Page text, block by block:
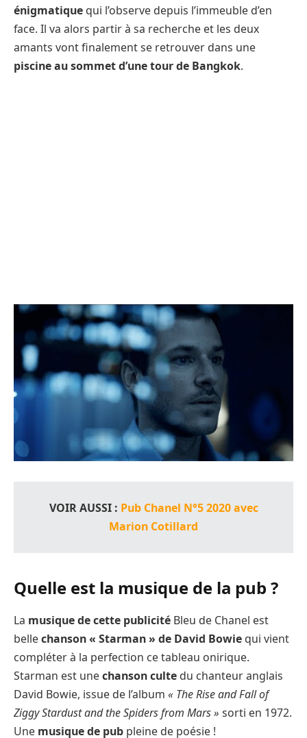
énigmatique qui l’observe depuis l’immeuble d’en
face. Il va alors partir à sa recherche et les deux
amants vont finalement se retrouver dans une
piscine au sommet d’une tour de Bangkok.
VOIR AUSSI : Pub Chanel N°5 2020 avec
Marion Cotillard
Quelle est la musique de la pub ?
La musique de cette publicité Bleu de Chanel est
bellechanson « Starman » de David Bowie qui vient
compléter à la perfection ce tableau onirique.
Starman est unechanson culte du chanteur anglais
David Bowie, issue de l’album « The Rise and Fall of
Ziggy Stardust and the Spiders from Mars » sorti en 1972.
Une musique de pub pleine de poésie !